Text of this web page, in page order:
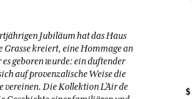
140 g
Lavendel
$ 11.00 $
Jubiläum hat das Haus
Grasse kreiert, eine Hommage an
geboren wurde: ein duftender
auf provenzalische Weise die
vereinen. Die Kollektion L’Air de